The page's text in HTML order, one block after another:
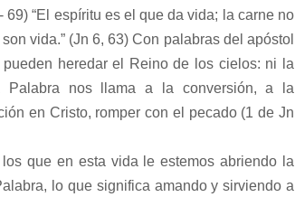
“El espíritu es el que da vida; la carne no
vida.” (Jn 6, 63) Con palabras del apóstol
heredar el Reino de los cielos: ni la
Palabra nos llama a la conversión, a la
en Cristo, romper con el pecado (1 de Jn
que en esta vida le estemos abriendo la
lo que significa amando y sirviendo a